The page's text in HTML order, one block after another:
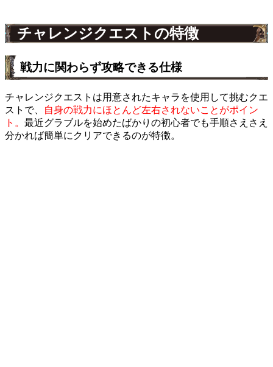
チャレンジクエストの特徴
戦力に関わらず攻略できる仕様
チャレンジクエストは用意されたキャラを使用して挑むクエ
ストで、
自身の戦力にほとんど左右されないことがポイン
ト。 最近グラブルを始めたばかりの初心者でも手順さえさえ
分かれば簡単にクリアできるのが特徴。